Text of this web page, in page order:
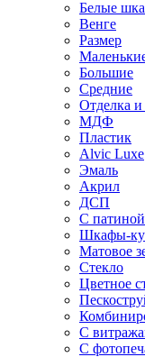
Белые
Венге
Размер
Большие
Средние
Отделка и
МДФ
Пластик
Alvic Luxe
Эмаль
Акрил
ДСП
С патиной
Шкафы-
Матовое
Стекло
Цветное
С
С